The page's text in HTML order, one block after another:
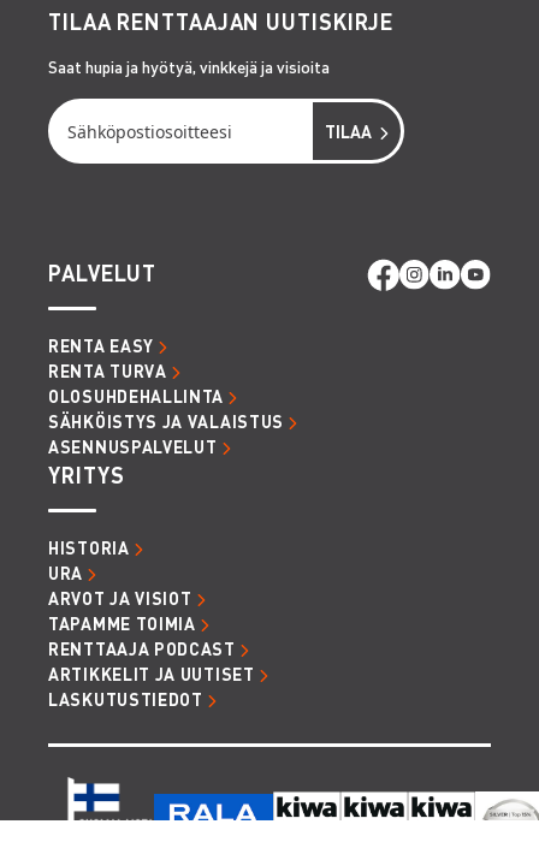
TILAA RENTTAAJAN UUTISKIRJE
Saat hupia ja hyötyä, vinkkejä ja visioita
PALVELUT
RENTA EASY
RENTA TURVA
OLOSUHDEHALLINTA
SÄHKÖISTYS JA VALAISTUS
ASENNUSPALVELUT
YRITYS
HISTORIA
URA
ARVOT JA VISIOT
TAPAMME TOIMIA
RENTTAAJA PODCAST
ARTIKKELIT JA UUTISET
LASKUTUSTIEDOT